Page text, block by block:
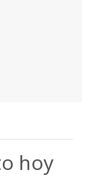
hoy